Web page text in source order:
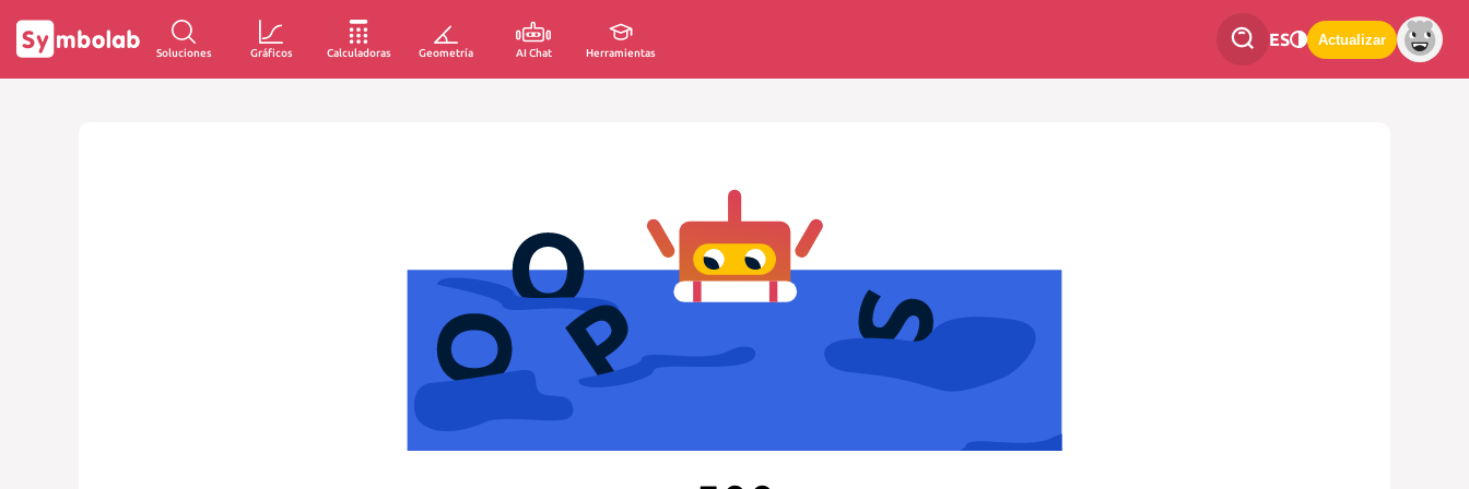
Soluciones Gráficos Calculadoras Geometría AI Chat Herramientas
ES Actualizar